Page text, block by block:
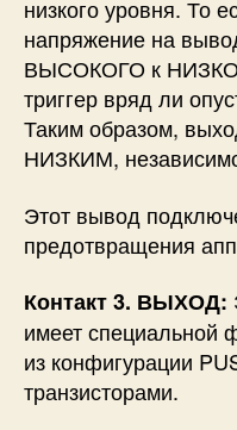
низкого уровня. То
напряжение на
ВЫСОКОГО к
триггер вряд ли
Таким образом,
НИЗКИМ, независимо
Этот вывод
предотвращения
Контакт 3. ВЫХОД:
имеет специальной
из конфигурации
транзисторами.